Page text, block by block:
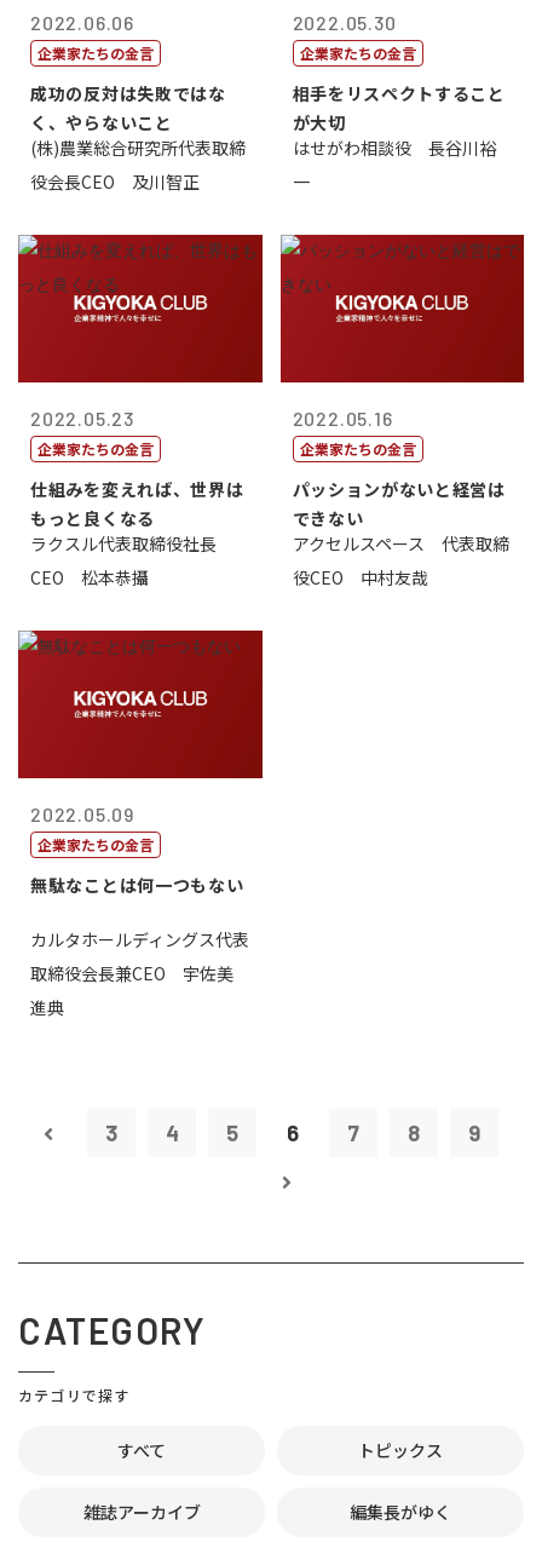
2022.06.06
企業家たちの金言
成功の反対は失敗ではな
く、やらないこと
(株)農業総合研究所代表取締
役会長CEO 及川智正
2022.05.30
企業家たちの金言
相手をリスペクトすること
が大切
はせがわ相談役 長谷川裕
一
2022.05.23
企業家たちの金言
仕組みを変えれば、世界は
もっと良くなる
ラクスル代表取締役社長
CEO 松本恭攝
2022.05.16
企業家たちの金言
パッションがないと経営は
できない
アクセルスペース 代表取締
役CEO 中村友哉
2022.05.09
企業家たちの金言
無駄なことは何一つもない
カルタホールディングス代表
取締役会長兼CEO 宇佐美
進典
3 4 5 6 7 8 9
CATEGORY
カテゴリで探す
すべて トピックス
雑誌アーカイブ 編集長がゆく